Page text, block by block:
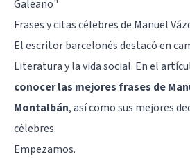
Galeano"
Frases y citas célebres de Manuel
El escritor barcelonés destacó en
Literatura y la vida social. En el
conocer las mejores frases de
Montalbán, así como sus mejores
célebres.
Empezamos.